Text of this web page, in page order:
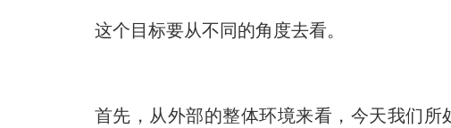
这个目标要从不同的角度去看。
首先，从外部的整体环境来看，今天我们